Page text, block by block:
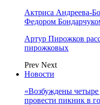
Актриса Андреева-
Федором
Артур Пирожков
пирожковых
Prev Next
Новости
«Возбуждены четыре
провести пикник в